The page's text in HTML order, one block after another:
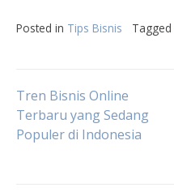
Posted in Tips Bisnis Tagged
Post
navigation
Tren Bisnis Online
Terbaru yang Sedang
Populer di Indonesia